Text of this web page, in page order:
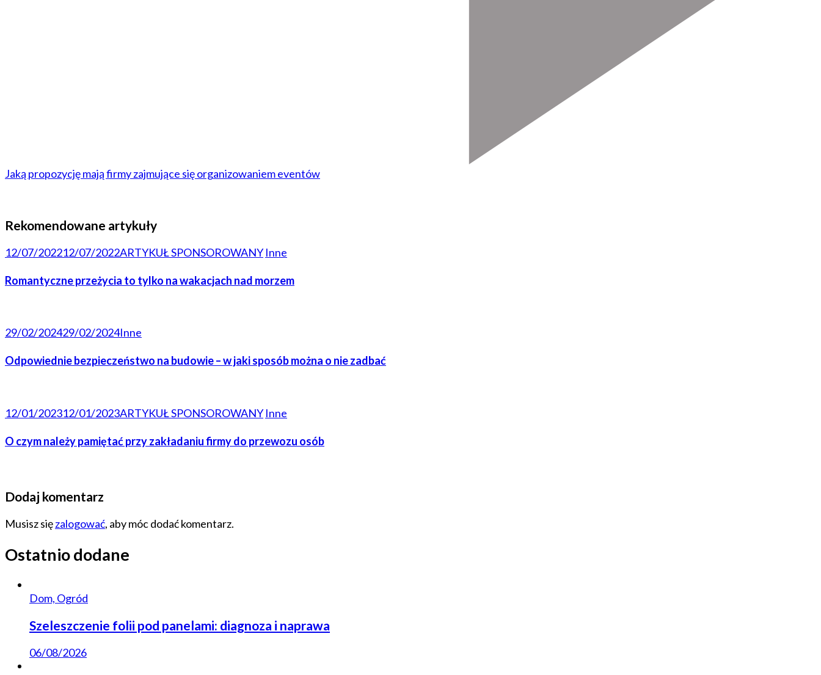
Jaką propozycję mają firmy zajmujące się organizowaniem eventów
Rekomendowane artykuły
12/07/202212/07/2022ARTYKUŁ SPONSOROWANY Inne
Romantyczne przeżycia to tylko na wakacjach nad morzem
29/02/202429/02/2024Inne
Odpowiednie bezpieczeństwo na budowie – w jaki sposób można o nie zadbać
12/01/202312/01/2023ARTYKUŁ SPONSOROWANY Inne
O czym należy pamiętać przy zakładaniu firmy do przewozu osób
Dodaj komentarz
Musisz sięzalogować, aby móc dodać komentarz.
Ostatnio dodane
Dom, Ogród
Szeleszczenie folii pod panelami: diagnoza i naprawa
06/08/2026